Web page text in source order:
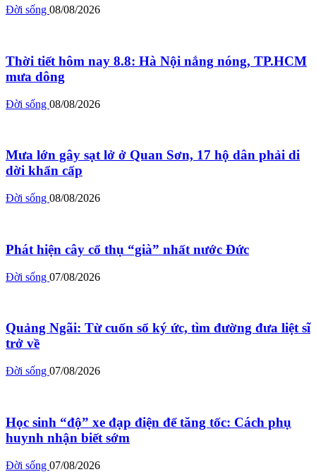
Đời sống 08/08/2026
Thời tiết hôm nay 8.8: Hà Nội nắng nóng, TP.HCM
mưa dông
Đời sống 08/08/2026
Mưa lớn gây sạt lở ở Quan Sơn, 17 hộ dân phải di
dời khẩn cấp
Đời sống 08/08/2026
Phát hiện cây cổ thụ “già” nhất nước Đức
Đời sống 07/08/2026
Quảng Ngãi: Từ cuốn sổ ký ức, tìm đường đưa liệt sĩ
trở về
Đời sống 07/08/2026
Học sinh “độ” xe đạp điện để tăng tốc: Cách phụ
huynh nhận biết sớm
Đời sống 07/08/2026